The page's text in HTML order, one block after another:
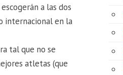
a las dos
internacional en la
tal que no se
atletas (que